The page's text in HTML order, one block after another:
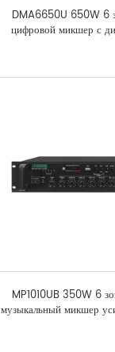
DMA6650U 650W 6
цифровой микшер с
MP1010UB 350W 6
музыкальный микшер